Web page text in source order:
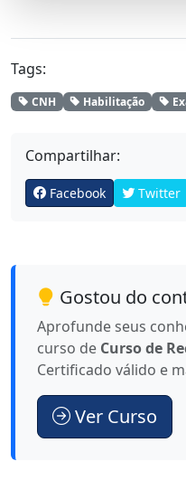
Tags:
CNH Habilitação
Compartilhar:
Facebook Twitter
Gostou do
Aprofunde seus
curso de Curso de
Certificado válido e
Ver Curso